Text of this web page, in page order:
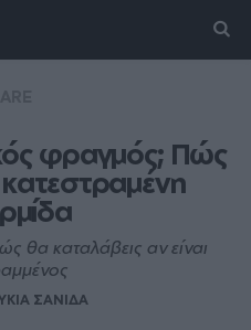
φραγμός; Πώς
θα καταλάβεις αν είναι
ΣΑΝΙΔΑ